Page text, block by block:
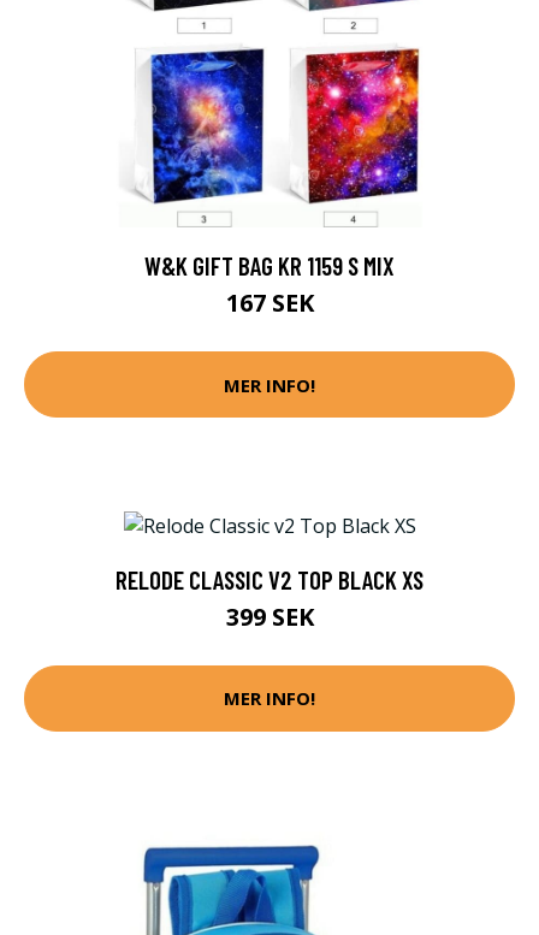
W&K GIFT BAG KR 1159 S MIX
167 SEK
MER INFO!
RELODE CLASSIC V2 TOP BLACK XS
399 SEK
MER INFO!